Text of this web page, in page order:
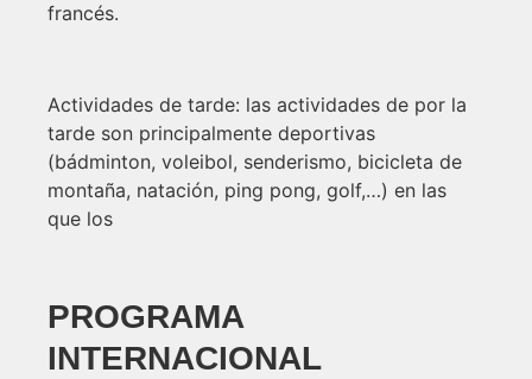
francés.
Actividades de tarde: las actividades de por la
tarde son principalmente deportivas
(bádminton, voleibol, senderismo, bicicleta de
montaña, natación, ping pong, golf,…) en las
que los
PROGRAMA
INTERNACIONAL